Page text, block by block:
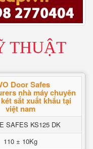
THUẬT
Door Safes
nhà máy chuyên
sắt xuất khẩu tại
việt nam
SAFES KS125 DK
110 ± 10Kg